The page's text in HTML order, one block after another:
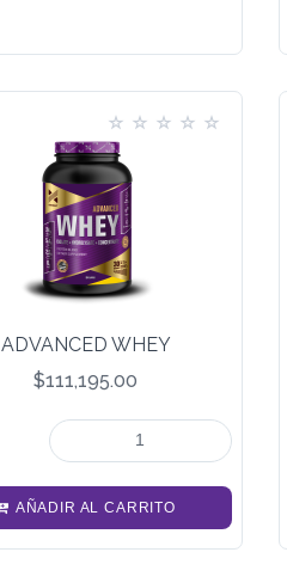
ADVANCED WHEY
$111,195.00
AÑADIR AL CARRITO